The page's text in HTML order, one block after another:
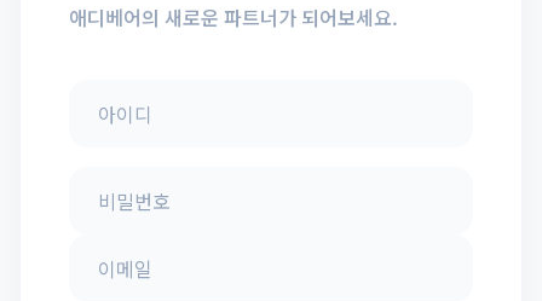
애디베어의 새로운 파트너가 되어보세요.